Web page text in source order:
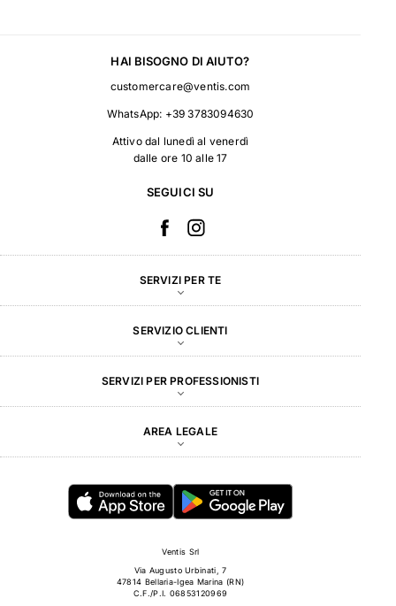
HAI BISOGNO DI AIUTO?
customercare@ventis.com
WhatsApp: +39 3783094630
Attivo dal lunedì al venerdì
dalle ore 10 alle 17
SEGUICI SU
SERVIZI PER TE
SERVIZIO CLIENTI
SERVIZI PER PROFESSIONISTI
AREA LEGALE
Ventis Srl
Via Augusto Urbinati, 7
47814 Bellaria-Igea Marina (RN)
C.F./P.I. 06853120969